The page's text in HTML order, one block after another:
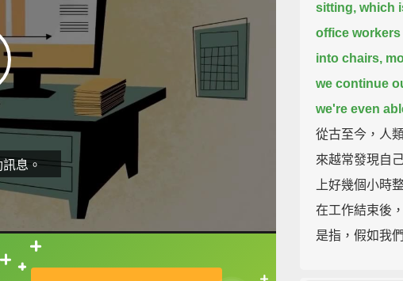
息。
接查字典喔！
sitting, which
office
into chairs,
we continue
we're even
從古至今，人
來越常發現自
上好幾個小時
在工作結束後
是指，假如我